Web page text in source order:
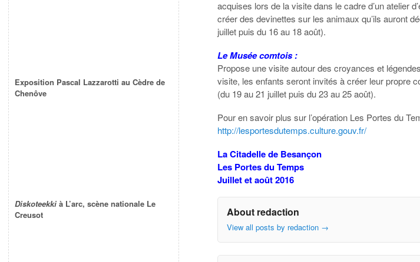
acquises lors de la visite dans le cadre d’un atelier
créer des devinettes sur les animaux qu’ils auront
juillet puis du 16 au 18 août).
Le Musée comtois :
Propose une visite autour des croyances et
visite, les enfants seront invités à créer leur propre
(du 19 au 21 juillet puis du 23 au 25 août).
Pour en savoir plus sur l’opération Les Portes du
http://lesportesdutemps.culture.gouv.fr/
La Citadelle de Besançon
Les Portes du Temps
Juillet et août 2016
About redaction
View all posts by redaction →
Exposition Pascal Lazzarotti au Cèdre de
Chenôve
Diskoteekki à L’arc, scène nationale Le
Creusot